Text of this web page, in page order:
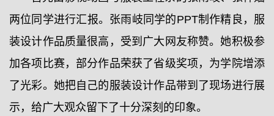
两位同学进行汇报。张雨岐同学的PPT制作精良，服
装设计作品质量很高，受到广大网友称赞。她积极参
加各项比赛，部分作品荣获了省级奖项，为学院增添
了光彩。她把自己的服装设计作品带到了现场进行展
示，给广大观众留下了十分深刻的印象。